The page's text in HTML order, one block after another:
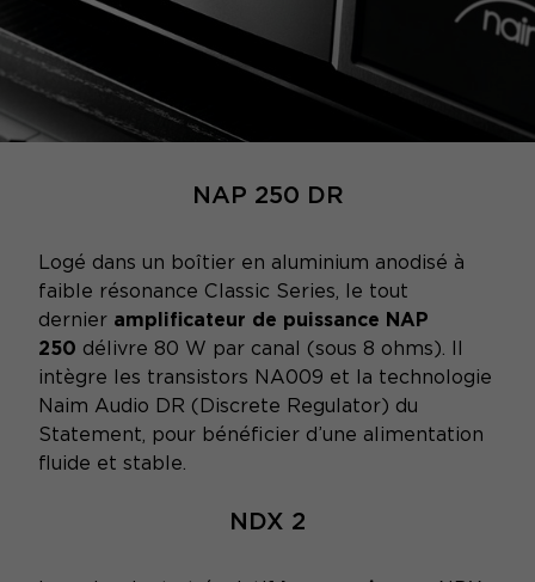
NAP 250 DR
Logé dans un boîtier en aluminium anodisé à
faible résonance Classic Series, le tout
dernier amplificateur de puissance NAP
250 délivre 80 W par canal (sous 8 ohms). Il
intègre les transistors NA009 et la technologie
Naim Audio DR (Discrete Regulator) du
Statement, pour bénéficier d’une alimentation
fluide et stable.
NDX 2